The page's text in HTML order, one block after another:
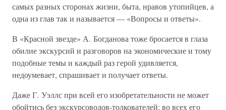
самых разных сторонах жизни, быта, нравов утопийцев, а
одна из глав так и называется — «Вопросы и ответы».
В «Красной звезде» А. Богданова тоже бросается в глаза
обилие экскурсий и разговоров на экономические и тому
подобные темы и каждый раз герой удивляется,
недоумевает, спрашивает и получает ответы.
Даже Г. Уэллс при всей его изобретательности не может
обойтись без экскурсоводов-толкователей; во всех его